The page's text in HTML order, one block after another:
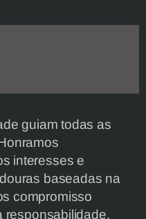
guiam todas as
interesses e
baseadas na
compromisso
responsabilidade.